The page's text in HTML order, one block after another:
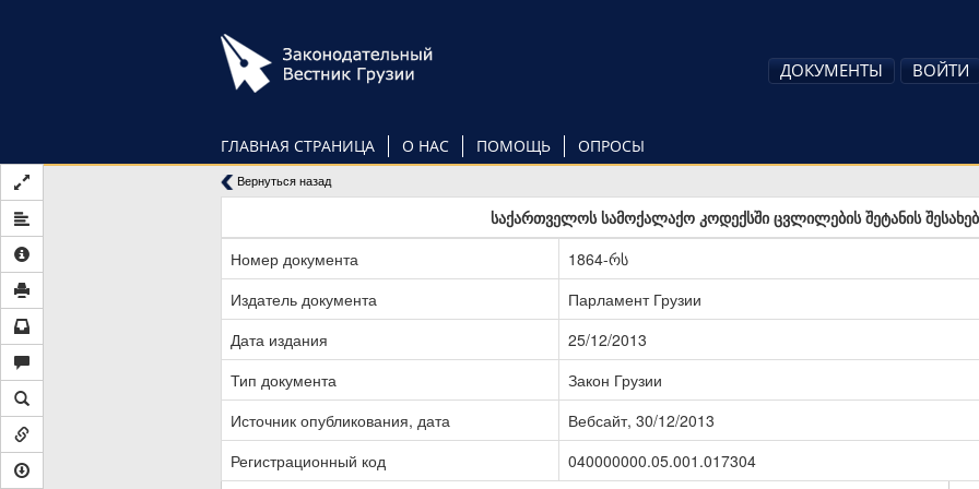
ГЛАВНАЯ СТРАНИЦА О НАС ПОМОЩЬ ОПРОСЫ
ДОКУМЕНТЫ ВОЙТИ
Вернуться назад
საქართველოს სამოქალაქო კოდექსში ცვლილების შეტანის შესახებ
Номер документа
1864-რს
Издатель документа
Парламент Грузии
Дата издания
25/12/2013
Тип документа
Закон Грузии
Источник опубликования, дата
Вебсайт, 30/12/2013
Регистрационный код
040000000.05.001.017304